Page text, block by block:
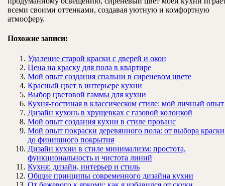
всеми своими оттенками, создавая уютную и комфортную
атмосферу.
Похожие записи:
Удаление старой краски с дверей и окон
Цена на краску для пола в квартире
Мой опыт создания спальни в сиреневом цвете
Красный цвет в интерьере кухни
Выбор цветовой гаммы для кухни
Кухня-гостиная в классическом стиле: мой личный опыт
Дизайн кухонь в хрущевках с газовой колонкой
Мой опыт создания кухни в стиле прованс
Мой опыт покраски деревянного пола: от выбора краски
до финишного покрытия
Дизайн кухни в стиле минимализм: простота,
функциональность и чистота линий
Кухня: дизайн, интерьер и стиль
Общие принципы современного дизайна кухни